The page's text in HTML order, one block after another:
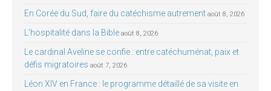
En Corée du Sud, faire du catéchisme autrement août 8, 2026
L’hospitalité dans la Bible août 8, 2026
Le cardinal Aveline se confie : entre catéchuménat, paix et
défis migratoires août 7, 2026
Léon XIV en France : le programme détaillé de sa visite en